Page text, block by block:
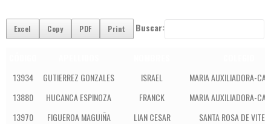
Excel Copy PDF Print Buscar:
13934
GUTIERREZ GONZALES ISRAEL
MARIA AUXILIADORA-
13880
HUCANCA ESPINOZA FRANCK
MARIA AUXILIADORA-
13970
FIGUEROA MAGUIÑA LIAN CESAR
SANTA ROSA DE